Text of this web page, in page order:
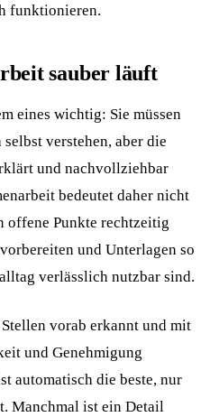
funktionieren.
sauber läuft
eines wichtig: Sie müssen
verstehen, aber die
und nachvollziehbar
bedeutet daher nicht
offene Punkte rechtzeitig
und Unterlagen so
verlässlich nutzbar sind.
vorab erkannt und mit
und Genehmigung
automatisch die beste, nur
Manchmal ist ein Detail